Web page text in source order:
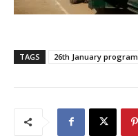
TAGS 26th January program